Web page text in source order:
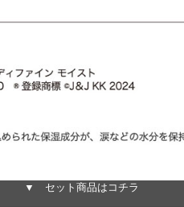
▼ セット商品はコチラ